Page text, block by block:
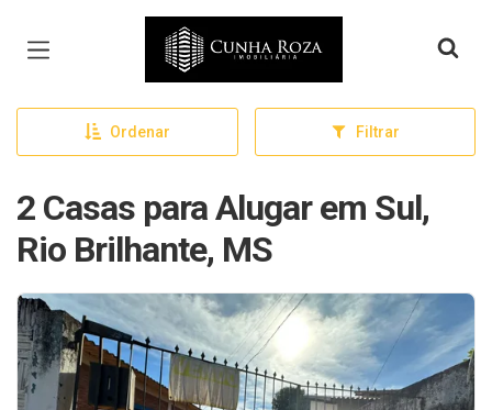
Página inicial
Ordenar Filtrar
2 Casas para Alugar em Sul,
Rio Brilhante, MS